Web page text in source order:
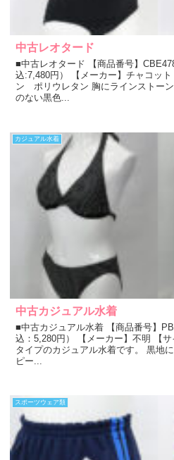
中古レオタード
■中古レオタード 【商品番号】
込:7,480円） 【メーカー】チャコッ
ン ポリウレタン 胸にラインストー
のない黒色...
カジュアル水着
中古カジュアル水着
■中古カジュアル水着 【商品番号】
込：5,280円） 【メーカー】不明 【
タイプのカジュアル水着です。 黒地
ピー...
スポーツウェア類